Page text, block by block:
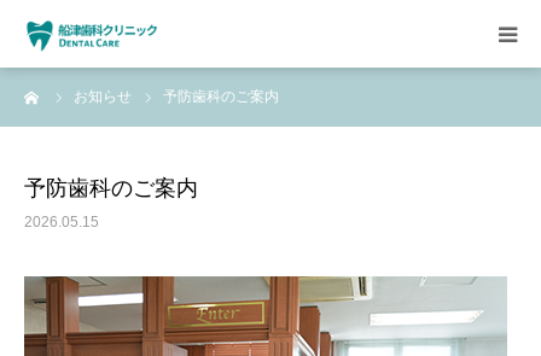
お知らせ 予防歯科のご案内
予防歯科のご案内
2026.05.15
HOME
設備紹介